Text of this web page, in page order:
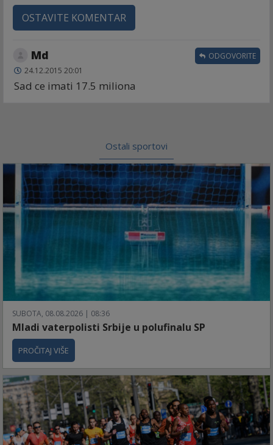
OSTAVITE KOMENTAR
Md
24.12.2015 20:01
Sad ce imati 17.5 miliona
ODGOVORITE
Ostali sportovi
SUBOTA, 08.08.2026 | 08:36
Mladi vaterpolisti Srbije u polufinalu SP
PROČITAJ VIŠE